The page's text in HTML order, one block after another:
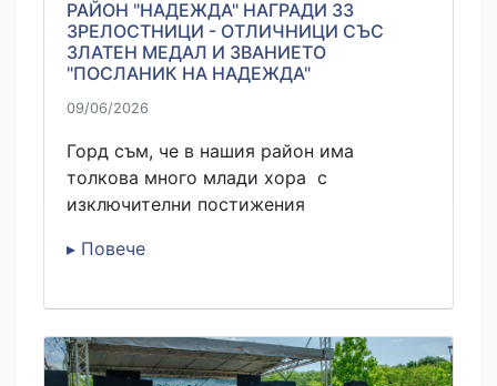
РАЙОН "НАДЕЖДА" НАГРАДИ 33
ЗРЕЛОСТНИЦИ - ОТЛИЧНИЦИ СЪС
ЗЛАТЕН МЕДАЛ И ЗВАНИЕТО
"ПОСЛАНИК НА НАДЕЖДА"
09/06/2026
Горд съм, че в нашия район има
толкова много млади хора с
изключителни постижения
▸ Повече